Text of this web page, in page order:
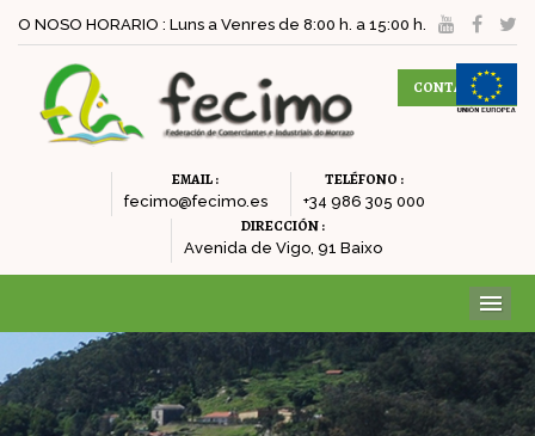
O NOSO HORARIO : Luns a Venres de 8:00 h. a 15:00 h.
CONTACTAR
EMAIL :
fecimo@fecimo.es
TELÉFONO :
+34 986 305 000
DIRECCIÓN :
Avenida de Vigo, 91 Baixo